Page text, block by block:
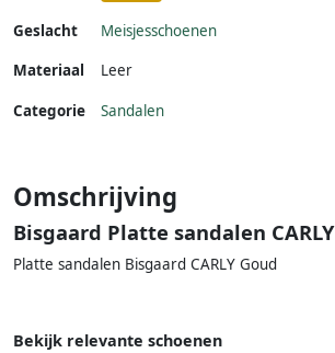
Geslacht
Meisjesschoenen
Materiaal
Leer
Categorie Sandalen
Omschrijving
Bisgaard Platte sandalen CARLY
Platte sandalen Bisgaard CARLY Goud
Bekijk relevante schoenen